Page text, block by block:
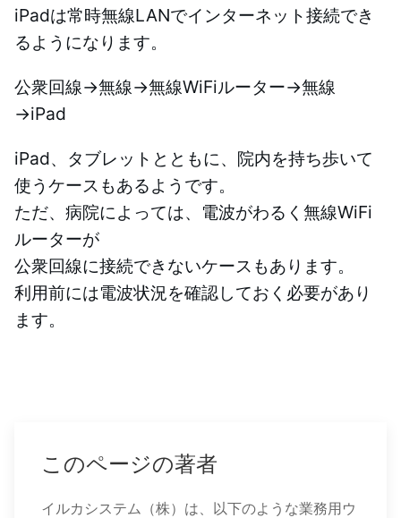
iPadは常時無線LANでインターネット接続でき
るようになります。
公衆回線→無線→無線WiFiルーター→無線
→iPad
iPad、タブレットとともに、院内を持ち歩いて
使うケースもあるようです。
ただ、病院によっては、電波がわるく無線WiFi
ルーターが
公衆回線に接続できないケースもあります。
利用前には電波状況を確認しておく必要があり
ます。
このページの著者
イルカシステム（株）は、以下のような業務用ウ